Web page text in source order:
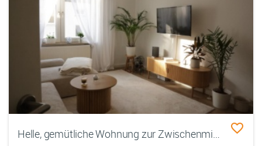
Helle, gemütliche Wohnung zur Zwischenmiete – zentral & möbliert